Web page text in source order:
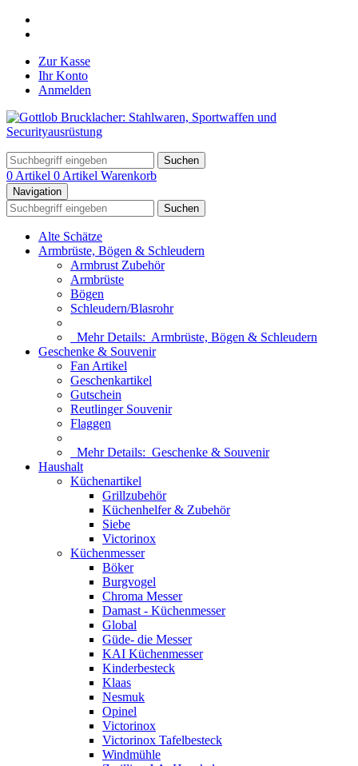
Zur Kasse
Ihr Konto
Anmelden
Suchen
0 Artikel 0 Artikel Warenkorb
Navigation
Suchen
Alte Schätze
Armbrüste, Bögen & Schleudern
Armbrust Zubehör
Armbrüste
Bögen
Schleudern/Blasrohr
Mehr Details: Armbrüste, Bögen & Schleudern
Geschenke & Souvenir
Fan Artikel
Geschenkartikel
Gutschein
Reutlinger Souvenir
Flaggen
Mehr Details: Geschenke & Souvenir
Haushalt
Küchenartikel
Grillzubehör
Küchenhelfer & Zubehör
Siebe
Victorinox
Küchenmesser
Böker
Burgvogel
Chroma Messer
Damast - Küchenmesser
Global
Güde- die Messer
KAI Küchenmesser
Kinderbesteck
Klaas
Nesmuk
Opinel
Victorinox
Victorinox Tafelbesteck
Windmühle